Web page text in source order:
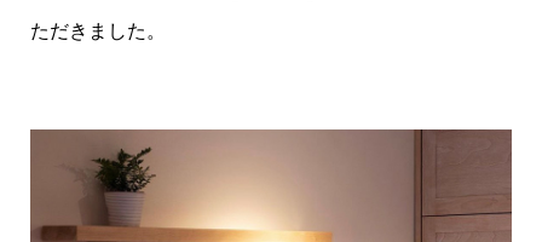
ただきました。